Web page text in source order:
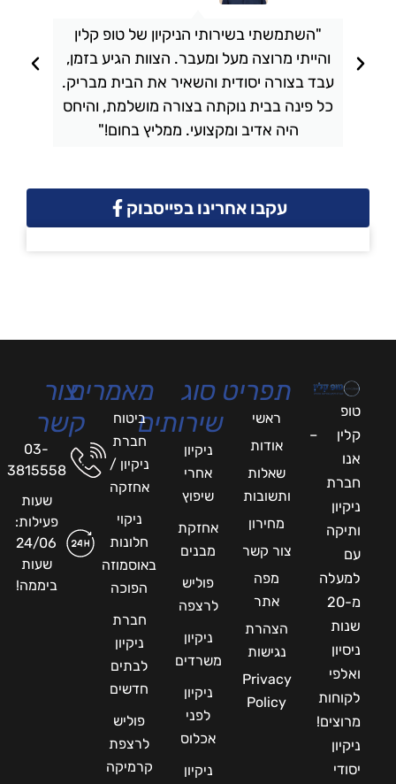
"השתמשתי בשירותי הניקיון של טופ קלין
והייתי מרוצה מעל ומעבר. הצוות הגיע בזמן,
עבד בצורה יסודית והשאיר את הבית מבריק.
כל פינה בבית נוקתה בצורה מושלמת, והיחס
היה אדיב ומקצועי. ממליץ בחום!"
עקבו אחרינו בפייסבוק
טופ
קלין –
אנו
חברת
ניקיון
ותיקה
עם
למעלה
מ-20
שנות
ניסיון
ואלפי
לקוחות
מרוצים!
ניקיון
יסודי
תפריט
ראשי
אודות
שאלות
ותשובות
מחירון
צור קשר
מפה
אתר
הצהרת
נגישות
Privacy
Policy
סוג
שירותים
ניקיון
אחרי
שיפוץ
אחזקת
מבנים
פוליש
לרצפה
ניקיון
משרדים
ניקיון
לפני
אכלוס
ניקיון
מאמרים
ביטוח
חברת
ניקיון /
אחזקה
ניקוי
חלונות
באוסמוזה
הפוכה
חברת
ניקיון
לבתים
חדשים
פוליש
לרצפת
קרמיקה
צור
קשר
03-
3815558
שעות
פעילות:
24/06
שעות
ביממה!